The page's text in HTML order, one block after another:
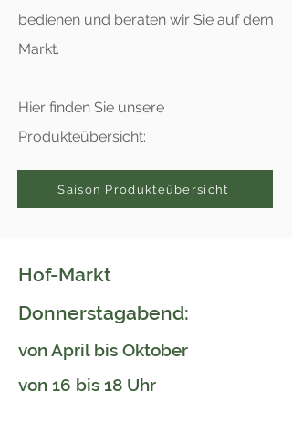
bedienen und beraten wir Sie auf dem
Markt.
Hier finden Sie unsere
Produkteübersicht:
Saison Produkteübersicht
Hof-Markt
Donnerstagabend:
von April bis Oktober
von 16 bis 18 Uhr